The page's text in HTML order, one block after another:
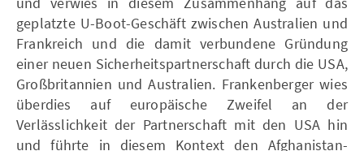
geplatzte U-Boot-Geschäft zwischen Australien und
Frankreich und die damit verbundene Gründung
einer neuen Sicherheitspartnerschaft durch die USA,
Großbritannien und Australien. Frankenberger wies
überdies auf europäische Zweifel an der
Verlässlichkeit der Partnerschaft mit den USA hin
und führte in diesem Kontext den Afghanistan-